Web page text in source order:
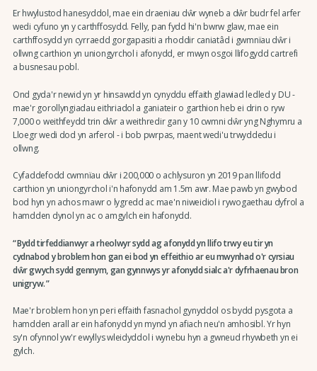
Er hwylustod hanesyddol, mae ein draeniau dŵr wyneb a dŵr budr fel arfer
wedi cyfuno yn y carthffosydd. Felly, pan fydd hi'n bwrw glaw, mae ein
carthffosydd yn cyrraedd gorgapasiti a rhoddir caniatâd i gwmnïau dŵr i
ollwng carthion yn uniongyrchol i afonydd, er mwyn osgoi llifogydd cartrefi
a busnesau pobl.
Ond gyda'r newid yn yr hinsawdd yn cynyddu effaith glawiad ledled y DU -
mae'r gorollyngiadau eithriadol a ganiateir o garthion heb ei drin o ryw
7,000 o weithfeydd trin dŵr a weithredir gan y 10 cwmni dŵr yng Nghymru a
Lloegr wedi dod yn arferol - i bob pwrpas, maent wedi'u trwyddedu i
ollwng.
Cyfaddefodd cwmnïau dŵr i 200,000 o achlysuron yn 2019 pan llifodd
carthion yn uniongyrchol i'n hafonydd am 1.5m awr. Mae pawb yn gwybod
bod hyn yn achos mawr o lygredd ac mae'n niweidiol i rywogaethau dyfrol a
hamdden dynol yn ac o amgylch ein hafonydd.
Bydd tirfeddianwyr a rheolwyr sydd ag afonydd yn llifo trwy eu tir yn
cydnabod y broblem hon gan ei bod yn effeithio ar eu mwynhad o'r cyrsiau
dŵr gwych sydd gennym, gan gynnwys yr afonydd sialc a'r dyfrhaenau bron
unigryw.
Mae'r broblem hon yn peri effaith fasnachol gynyddol os bydd pysgota a
hamdden arall ar ein hafonydd yn mynd yn afiach neu'n amhosibl. Yr hyn
sy'n ofynnol yw'r ewyllys wleidyddol i wynebu hyn a gwneud rhywbeth yn ei
gylch.